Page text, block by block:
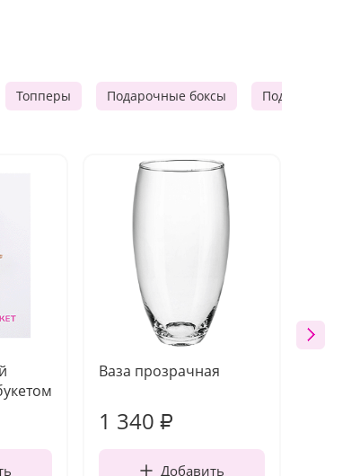
Топперы Подарочные боксы Подарочные
Ваза прозрачная
1 340 ₽
Добавить